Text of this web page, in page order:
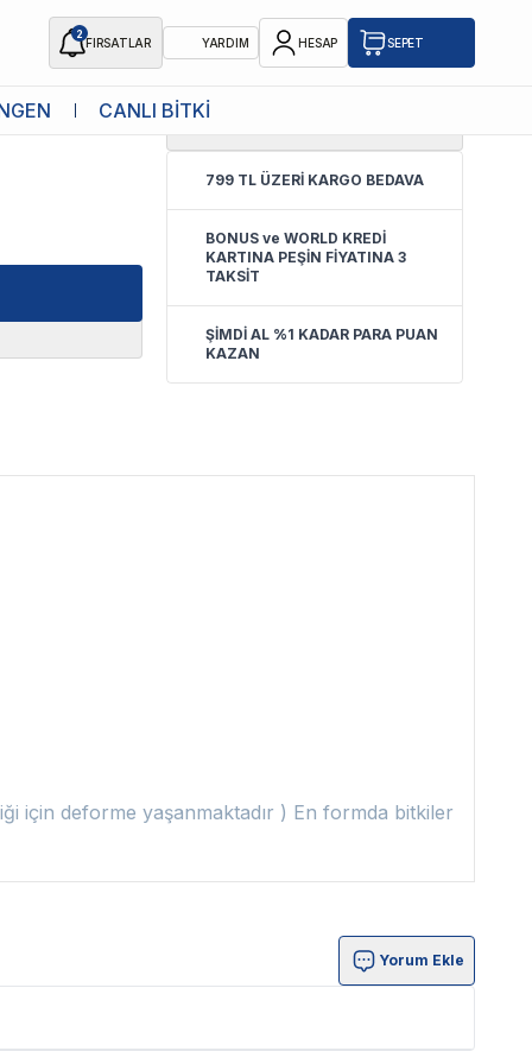
2
FIRSATLAR YARDIM HESAP SEPET
CANLI BİTKİ
4.7
799 TL ÜZERİ KARGO BEDAVA
BONUS ve WORLD KREDİ
KARTINA PEŞİN FİYATINA 3
TAKSİT
ŞİMDİ AL %1 KADAR PARA PUAN
KAZAN
için deforme yaşanmaktadır ) En formda bitkiler
Yorum Ekle